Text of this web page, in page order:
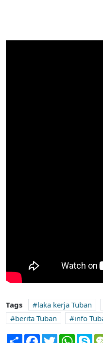
Tags laka kerja Tuban
berita Tuban
info
Share Facebook
Twitter